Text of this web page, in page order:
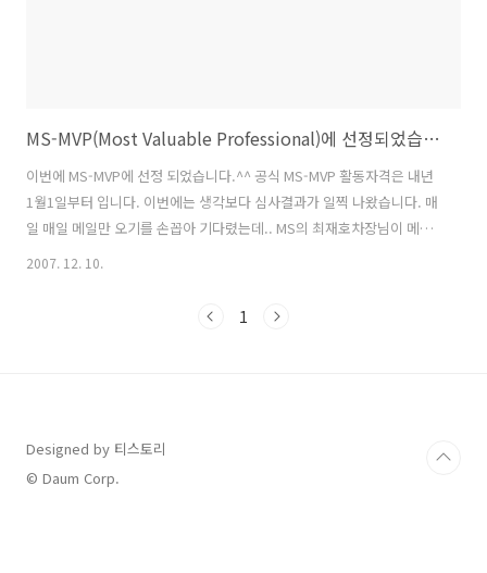
MS-MVP(Most Valuable Professional)에 선정되었습니다.
이번에 MS-MVP에 선정 되었습니다.^^ 공식 MS-MVP 활동자격은 내년
1월1일부터 입니다. 이번에는 생각보다 심사결과가 일찍 나왔습니다. 매
일 매일 메일만 오기를 손꼽아 기다렸는데.. MS의 최재호차장님이 메일
을 주셨습니다. 다행이도 좋은 소식이 전해져... 저에게는 올해 최고의 기
니... 참으로 꿈만 같습니다. 처음부터 MVP가 되기 위한 계획은 없었지
2007. 12. 10.
1
Designed by 티스토리
© Daum Corp.